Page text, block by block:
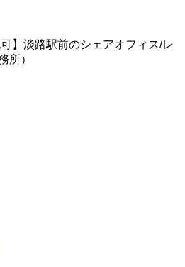
】淡路駅前のシェアオフィス/レ
所）